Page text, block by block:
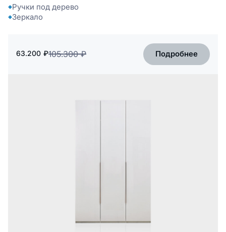
Ручки под дерево
Зеркало
105.300 ₽
63.200 ₽ Подробнее